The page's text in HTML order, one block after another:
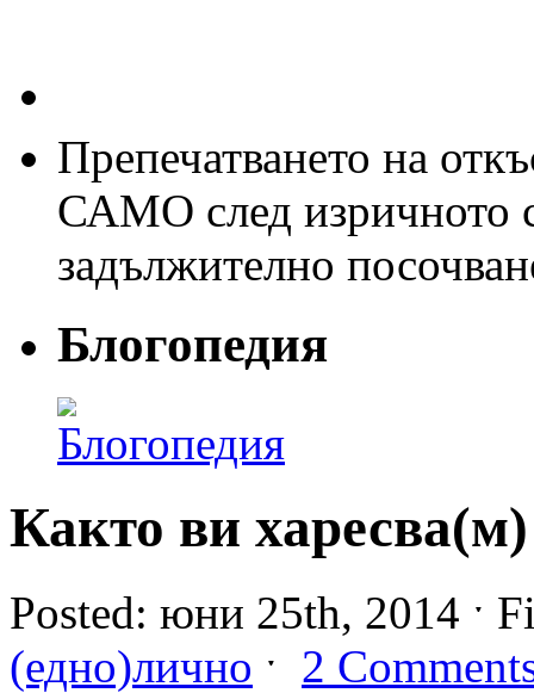
Препечатването на
САМО след изричното
задължително
Блогопедия
Както ви харесва(м)
Posted: юни 25th, 2014 ˑ
(едно)лично ˑ 2